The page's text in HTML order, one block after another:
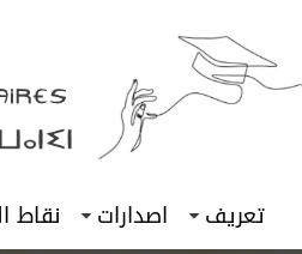
تعريف اصدارات نقاط